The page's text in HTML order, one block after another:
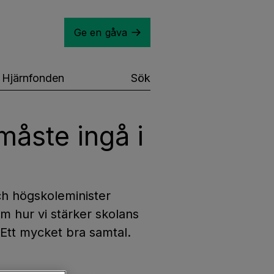
Ge en gåva
Hjärnfonden Sök
ingå i
högskoleminister
hur vi stärker skolans
mycket bra samtal.